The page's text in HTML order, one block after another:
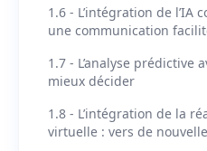
1.6 - L’intégration de l’IA
une communication
1.7 - L’analyse prédictive
mieux décider
1.8 - L’intégration de la
virtuelle : vers de